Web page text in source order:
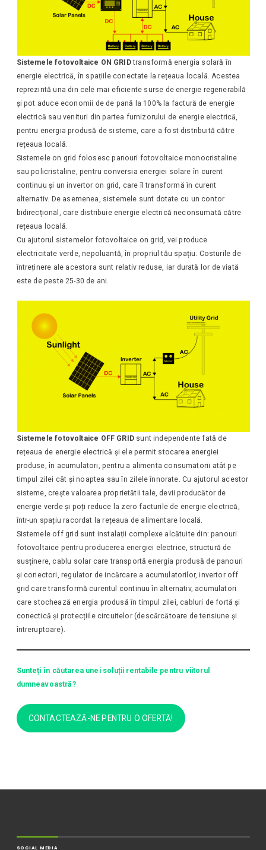
Sistemele fotovoltaice ON GRIDtransformă energia solară în
energie electrică, în spațiile conectate la rețeaua locală. Acestea
reprezintă una din cele mai eficiente surse de energie regenerabilă
și pot aduce economii de de pană la 100% la factură de energie
electrică sau venituri din partea furnizorului de energie electrică,
pentru energia produsă de sisteme, care a fost distribuită către
rețeaua locală.
Sistemele on grid folosesc panouri fotovoltaice monocristaline
sau policristaline, pentru conversia energiei solare în curent
continuu și un invertor on grid, care îl transformă în curent
alternativ. De asemenea, sistemele sunt dotate cu un contor
bidirecțional, care distribuie energie electrică neconsumată către
rețeaua locală.
Cu ajutorul sistemelor fotovoltaice on grid, vei produce
electricitate verde, nepoluantă, în propriul tău spațiu. Costurile de
întreținere ale acestora sunt relativ reduse, iar durată lor de viată
este de peste 25-30 de ani.
Sistemele fotovoltaice OFF GRIDsunt independente fată de
rețeaua de energie electrică și ele permit stocarea energiei
produse, în acumulatori, pentru a alimenta consumatorii atât pe
timpul zilei cât și noaptea sau în zilele înnorate. Cu ajutorul acestor
sisteme, crește valoarea proprietătii tale, devii producător de
energie verde și poți reduce la zero facturile de energie electrică,
într-un spațiu racordat la rețeaua de alimentare locală.
Sistemele off grid sunt instalații complexe alcătuite din: panouri
fotovoltaice pentru producerea energiei electrice, structură de
susținere, cablu solar care transportă energia produsă de panouri
și conectori, regulator de incărcare a acumulatorilor, invertor off
grid care transformă curentul continuu în alternativ, acumulatori
care stochează energia produsă în timpul zilei, cabluri de fortă și
conectică și protecțiile circuitelor (descărcătoare de tensiune și
întreruptoare).
Sunteți în căutarea unei soluții rentabile pentru viitorul
dumneavoastră?
CONTACTEAZĂ-NE PENTRU O OFERTĂ!
SOCIAL MEDIA